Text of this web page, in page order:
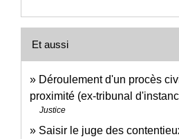
Et aussi
Déroulement d'un procès
proximité (ex-tribunal
Justice
Saisir le juge des